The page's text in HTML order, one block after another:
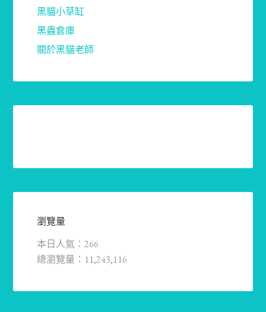
黑貓小草缸
黑蟲倉庫
關於黑貓老師
瀏覽量
本日人氣：266
總瀏覽量：11,243,116